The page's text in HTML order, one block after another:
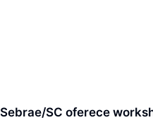
Sebrae/SC oferece